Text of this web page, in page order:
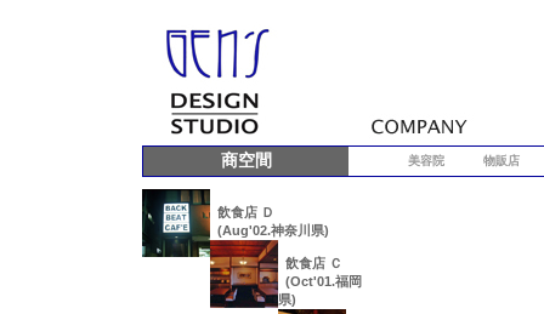
商空間 美容院 物販店
飲食店 Ｄ
(Aug'02.神奈川県)
飲食店 Ｃ
(Oct'01.福岡
県)